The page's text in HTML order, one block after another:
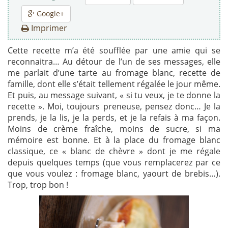
Google+
Imprimer
Cette recette m’a été soufflée par une amie qui se
reconnaitra… Au détour de l’un de ses messages, elle
me parlait d’une tarte au fromage blanc, recette de
famille, dont elle s’était tellement régalée le jour même.
Et puis, au message suivant, « si tu veux, je te donne la
recette ». Moi, toujours preneuse, pensez donc… Je la
prends, je la lis, je la perds, et je la refais à ma façon.
Moins de crème fraîche, moins de sucre, si ma
mémoire est bonne. Et à la place du fromage blanc
classique, ce « blanc de chèvre » dont je me régale
depuis quelques temps (que vous remplacerez par ce
que vous voulez : fromage blanc, yaourt de brebis…).
Trop, trop bon !